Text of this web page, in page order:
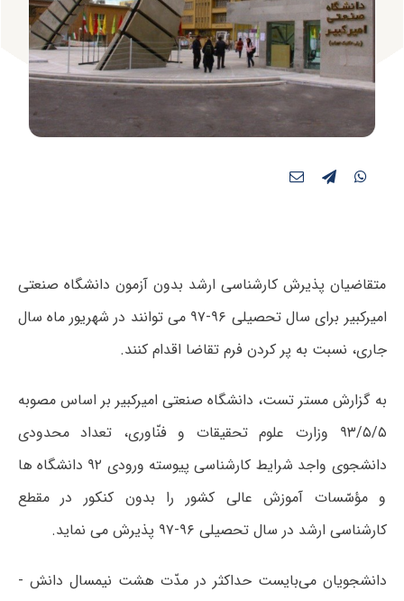
متقاضیان پذیرش کارشناسی ارشد بدون آزمون دانشگاه صنعتی
امیرکبیر برای سال تحصیلی ۹۶-۹۷ می توانند در شهریور ماه سال
جاری، نسبت به پر کردن فرم تقاضا اقدام کنند.
به گزارش مستر تست، دانشگاه صنعتی امیرکبیر بر اساس مصوبه
۹۳/۵/۵ وزارت علوم تحقیقات و فنّاوری، تعداد محدودی
دانشجوی واجد شرایط کارشناسی پیوسته ورودی ۹۲ دانشگاه­ ها
و مؤسّسات آموزش عالی کشور را بدون کنکور در مقطع
کارشناسی­ ارشد در سال تحصیلی ۹۶-۹۷ پذیرش می ­نماید.
دانشجویان می‌بایست حداکثر در مدّت هشت نیمسال دانش ­